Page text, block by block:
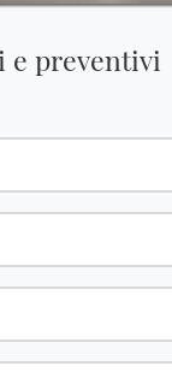
e preventivi